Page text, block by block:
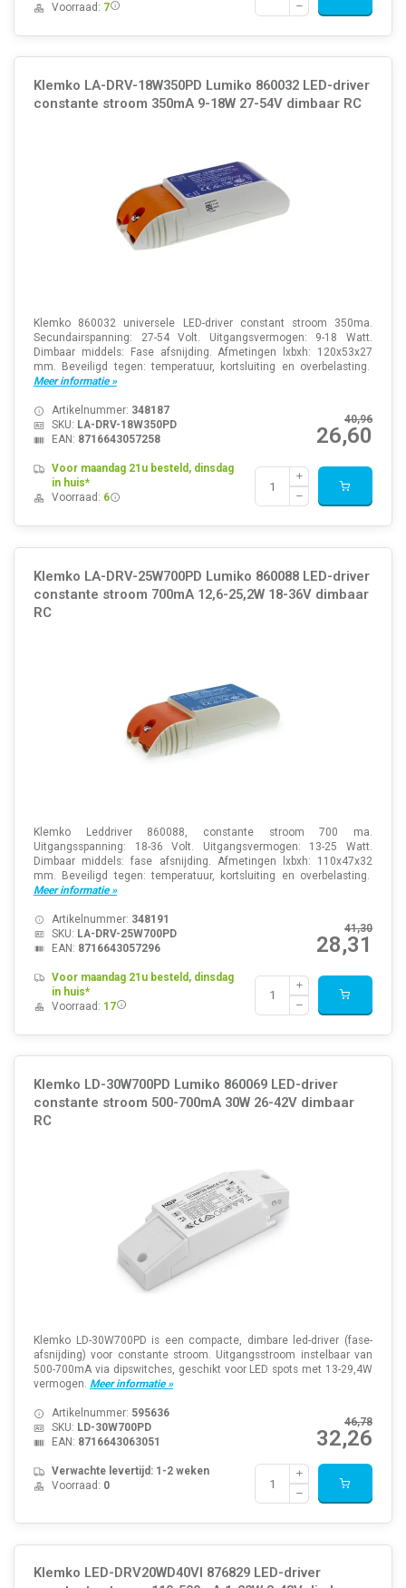
Voorraad: 7
Klemko LA-DRV-18W350PD Lumiko 860032 LED-driver
constante stroom 350mA 9-18W 27-54V dimbaar RC
Klemko 860032 universele LED-driver constant stroom 350ma.
Secundairspanning: 27-54 Volt. Uitgangsvermogen: 9-18 Watt.
Dimbaar middels: Fase afsnijding. Afmetingen lxbxh: 120x53x27
mm. Beveiligd tegen: temperatuur, kortsluiting en overbelasting.
Meer informatie »
40,96
26,60
Artikelnummer: 348187
SKU: LA-DRV-18W350PD
EAN: 8716643057258
Voor maandag 21u besteld, dinsdag
in huis*
Voorraad: 6
Klemko LA-DRV-25W700PD Lumiko 860088 LED-driver
constante stroom 700mA 12,6-25,2W 18-36V dimbaar
RC
Klemko Leddriver 860088, constante stroom 700 ma.
Uitgangsspanning: 18-36 Volt. Uitgangsvermogen: 13-25 Watt.
Dimbaar middels: fase afsnijding. Afmetingen lxbxh: 110x47x32
mm. Beveiligd tegen: temperatuur, kortsluiting en overbelasting.
Meer informatie »
41,30
28,31
Artikelnummer: 348191
SKU: LA-DRV-25W700PD
EAN: 8716643057296
Voor maandag 21u besteld, dinsdag
in huis*
Voorraad: 17
Klemko LD-30W700PD Lumiko 860069 LED-driver
constante stroom 500-700mA 30W 26-42V dimbaar
RC
Klemko LD-30W700PD is een compacte, dimbare led-driver (fase-
afsnijding) voor constante stroom. Uitgangsstroom instelbaar van
500-700mA via dipswitches, geschikt voor LED spots met 13-29,4W
vermogen. Meer informatie »
46,78
32,26
Artikelnummer: 595636
SKU: LD-30W700PD
EAN: 8716643063051
Verwachte levertijd: 1-2 weken
Voorraad: 0
Klemko LED-DRV20WD40VI 876829 LED-driver